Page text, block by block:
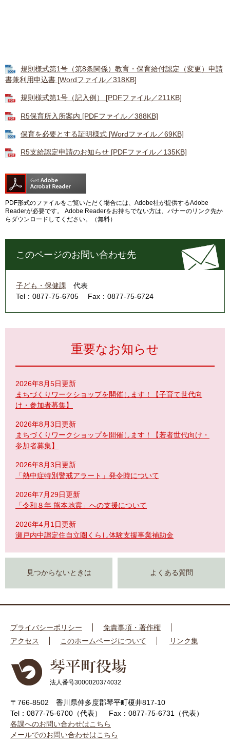
規則様式第1号（第8条関係）教育・保育給付認定（変更）申請
書兼利用申込書 [Wordファイル／318KB]
規則様式第1号（記入例） [PDFファイル／211KB]
R5保育所入所案内 [PDFファイル／388KB]
保育を必要とする証明様式 [Wordファイル／69KB]
R5支給認定申請のお知らせ [PDFファイル／135KB]
PDF形式のファイルをご覧いただく場合には、Adobe社が提供するAdobe
Readerが必要です。
Adobe Readerをお持ちでない方は、バナーのリンク先か
らダウンロードしてください。（無料）
このページのお問い合わせ先
子ども・保健課
代表
Tel：0877-75-6705
Fax：0877-75-6724
重要なお知らせ
2026年8月5日更新
まちづくりワークショップを開催します！【子育て世代向
け・参加者募集】
2026年8月3日更新
まちづくりワークショップを開催します！【若者世代向け・
参加者募集】
2026年8月3日更新
「熱中症特別警戒アラート」発令時について
2026年7月29日更新
「令和８年 熊本地震」への支援について
2026年4月1日更新
瀬戸内中讃定住自立圏くらし体験支援事業補助金
見つからないときは よくある質問
プライバシーポリシー
免責事項・著作権
アクセス
このホームページについて リンク集
法人番号3000020374032
〒766-8502 香川県仲多度郡琴平町榎井817-10
Tel：0877-75-6700（代表）
Fax：0877-75-6731（代表）
各課へのお問い合わせはこちら
メールでのお問い合わせはこちら